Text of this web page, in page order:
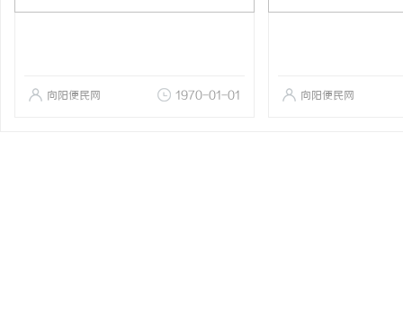
向阳便民网 1970-01-01 向阳便民网